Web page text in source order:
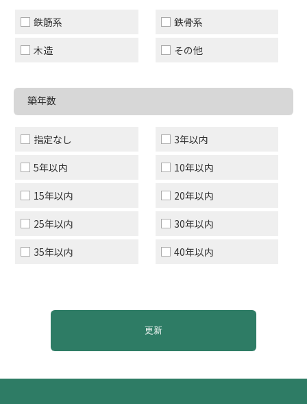
鉄筋系 鉄骨系
木造 その他
築年数
指定なし 3年以内
5年以内 10年以内
15年以内 20年以内
25年以内 30年以内
35年以内 40年以内